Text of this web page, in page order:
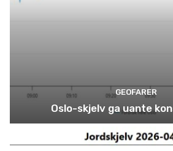
GEOFARER
Oslo-skjelv ga uante